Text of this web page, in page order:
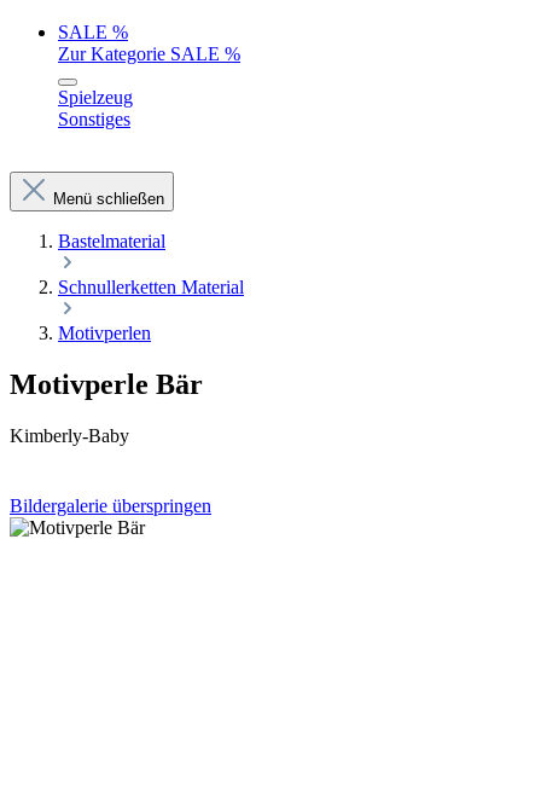
SALE %
Zur Kategorie SALE %
Spielzeug
Sonstiges
Menü schließen
Bastelmaterial
Schnullerketten Material
Motivperlen
Motivperle Bär
Kimberly-Baby
Bildergalerie überspringen